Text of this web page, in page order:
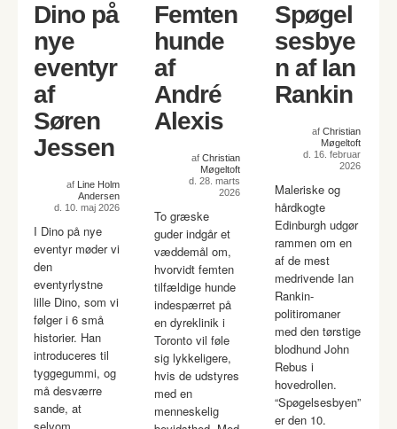
Dino på
nye
eventyr
af
Søren
Jessen
af Line Holm
Andersen
d. 10. maj 2026
I Dino på nye
eventyr møder vi
den
eventyrlystne
lille Dino, som vi
følger i 6 små
historier. Han
introduceres til
tyggegummi, og
må desværre
sande, at
Femten
hunde
af
André
Alexis
af Christian
Møgeltoft
d. 28. marts
2026
To græske
guder indgår et
væddemål om,
hvorvidt femten
tilfældige hunde
indespærret på
en dyreklinik i
Toronto vil føle
sig lykkeligere,
hvis de udstyres
med en
menneskelig
Spøgel
sesbye
n af Ian
Rankin
af Christian
Møgeltoft
d. 16. februar
2026
Maleriske og
hårdkogte
Edinburgh udgør
rammen om en
af de mest
medrivende Ian
Rankin-
politiromaner
med den tørstige
blodhund John
Rebus i
hovedrollen.
“Spøgelsesbyen”
er den 10.